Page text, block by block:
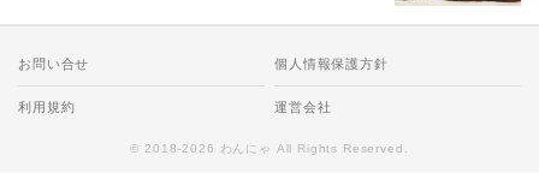
お問い合せ 個人情報保護方針
利用規約 運営会社
© 2018-2026 わんにゃ All Rights Reserved.